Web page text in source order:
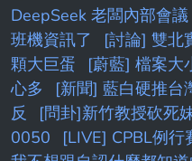
DeepSeek 老闆內部會議
班機資訊了
[討論] 雙北
顆大巨蛋
[蔚藍] 檔案大
心多
[新聞] 藍白硬推台
反
[問卦]新竹教授砍死
0050
[LIVE] CPBL例行